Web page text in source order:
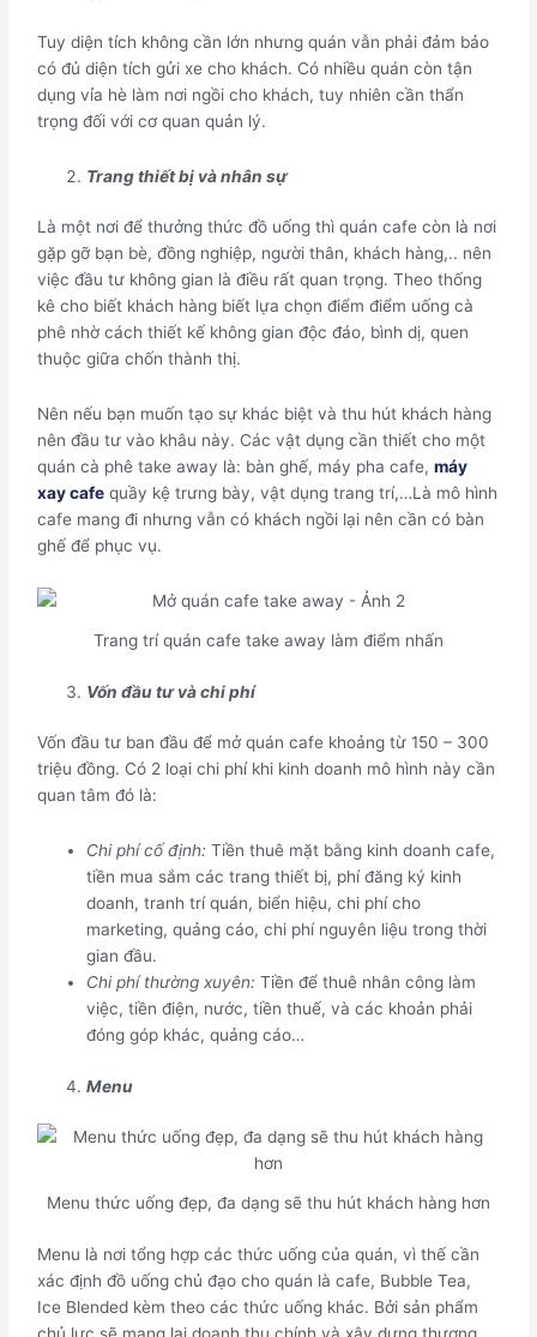
Tuy diện tích không cần lớn nhưng quán vẫn phải đảm bảo
có đủ diện tích gửi xe cho khách. Có nhiều quán còn tận
dụng vỉa hè làm nơi ngồi cho khách, tuy nhiên cần thẩn
trọng đối với cơ quan quản lý.
Trang thiết bị và nhân sự
Là một nơi để thưởng thức đồ uống thì quán cafe còn là nơi
gặp gỡ bạn bè, đồng nghiệp, người thân, khách hàng,.. nên
việc đầu tư không gian là điều rất quan trọng. Theo thống
kê cho biết khách hàng biết lựa chọn điểm điểm uống cà
phê nhờ cách thiết kế không gian độc đáo, bình dị, quen
thuộc giữa chốn thành thị.
Nên nếu bạn muốn tạo sự khác biệt và thu hút khách hàng
nên đầu tư vào khâu này. Các vật dụng cần thiết cho một
quán cà phê take away là: bàn ghế, máy pha cafe,máy
xay cafe quầy kệ trưng bày, vật dụng trang trí,…Là mô hình
cafe mang đi nhưng vẫn có khách ngồi lại nên cần có bàn
ghế để phục vụ.
Trang trí quán cafe take away làm điểm nhấn
Vốn đầu tư và chi phí
Vốn đầu tư ban đầu để mở quán cafe khoảng từ 150 – 300
triệu đồng. Có 2 loại chi phí khi kinh doanh mô hình này cần
quan tâm đó là:
Chi phí cố định:Tiền thuê mặt bằng kinh doanh cafe,
tiền mua sắm các trang thiết bị, phí đăng ký kinh
doanh, tranh trí quán, biển hiệu, chi phí cho
marketing, quảng cáo, chi phí nguyên liệu trong thời
gian đầu.
Chi phí thường xuyên: Tiền để thuê nhân công làm
việc, tiền điện, nước, tiền thuế, và các khoản phải
đóng góp khác, quảng cáo…
Menu
Menu thức uống đẹp, đa dạng sẽ thu hút khách hàng hơn
Menu là nơi tổng hợp các thức uống của quán, vì thế cần
xác định đồ uống chủ đạo cho quán là cafe, Bubble Tea,
Ice Blended kèm theo các thức uống khác. Bởi sản phẩm
chủ lực sẽ mang lại doanh thu chính và xây dựng thương